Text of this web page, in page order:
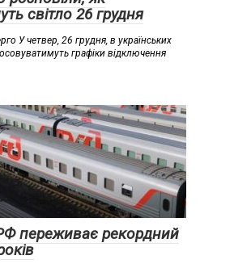
світло 26 грудня
У четвер, 26 грудня, в українських
графіки відключення
переживає рекордний